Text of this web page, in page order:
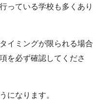
っている学校も多くあり
イミングが限られる場合
を必ず確認してくださ
になります。